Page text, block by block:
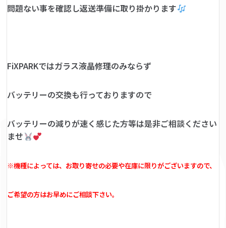
問題ない事を確認し返送準備に取り掛かります
FiXPARKではガラス液晶修理のみならず
バッテリーの交換も行っておりますので
バッテリーの減りが速く感じた方等は是非ご相談ください
ませ
※機種によっては、お取り寄せの必要や在庫に限りがございますので、
ご希望の方はお早めにご相談下さい。